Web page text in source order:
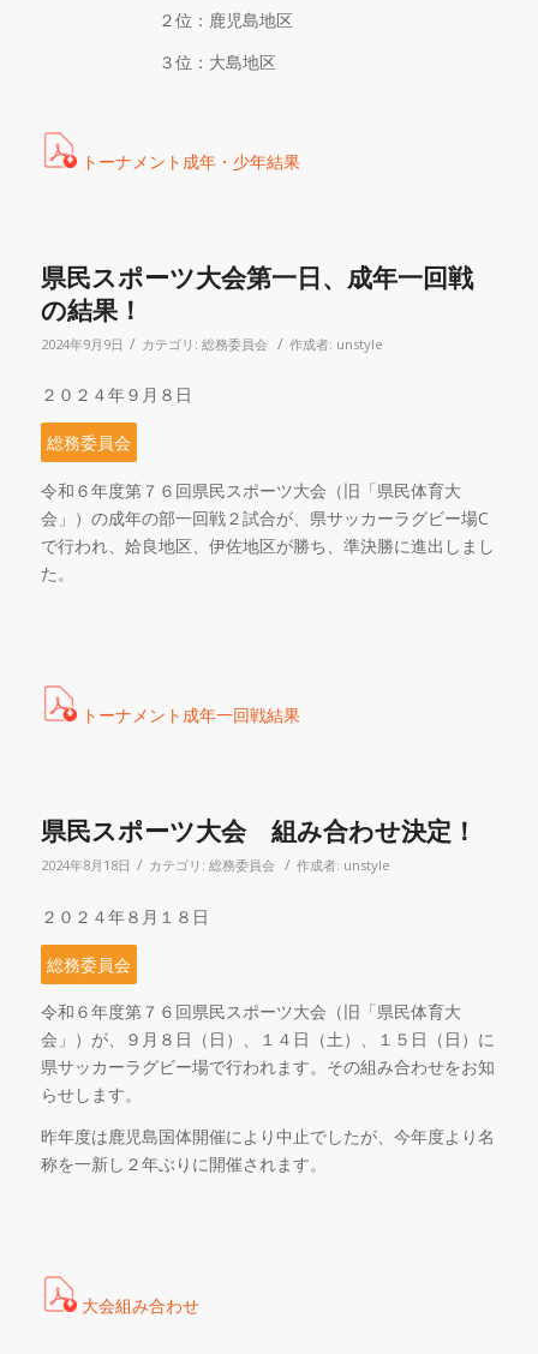
２位：鹿児島地区
３位：大島地区
トーナメント成年・少年結果
県民スポーツ大会第一日、成年一回戦
の結果！
2024年9月9日 / カテゴリ: 総務委員会 / 作成者: unstyle
２０２４年９月８日
総務委員会
令和６年度第７６回県民スポーツ大会（旧「県民体育大
会」）の成年の部一回戦２試合が、県サッカーラグビー場C
で行われ、姶良地区、伊佐地区が勝ち、準決勝に進出しまし
た。
トーナメント成年一回戦結果
県民スポーツ大会 組み合わせ決定！
2024年8月18日 / カテゴリ: 総務委員会 / 作成者: unstyle
２０２４年８月１８日
総務委員会
令和６年度第７６回県民スポーツ大会（旧「県民体育大
会」）が、９月８日（日）、１４日（土）、１５日（日）に
県サッカーラグビー場で行われます。その組み合わせをお知
らせします。
昨年度は鹿児島国体開催により中止でしたが、今年度より名
称を一新し２年ぶりに開催されます。
大会組み合わせ